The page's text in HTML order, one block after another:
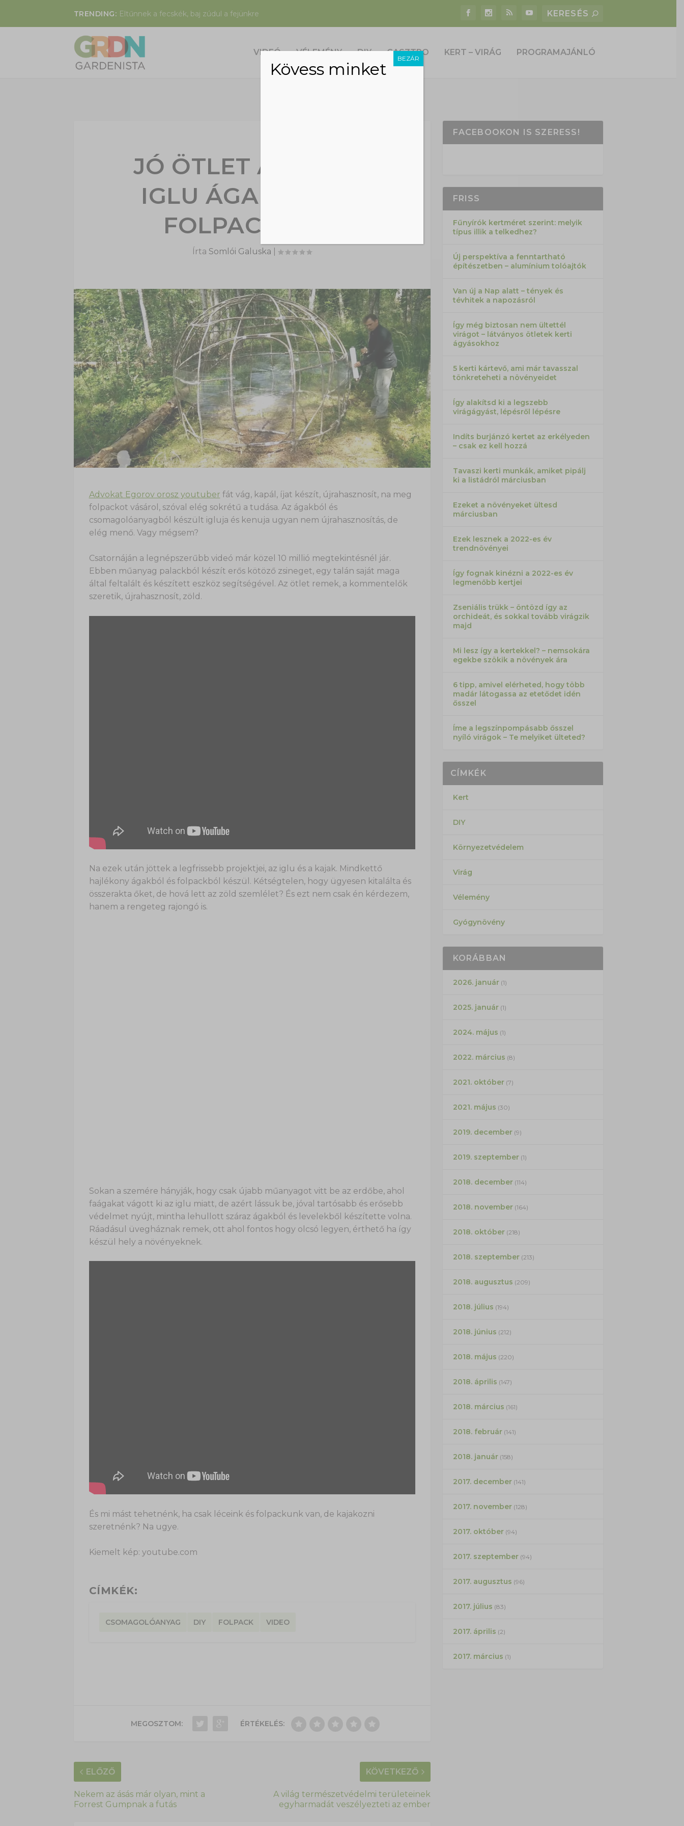
TRENDING: Eltűnnek a fecskék, baj zúdul a fejünkre
VIDEÓ VÉLEMÉNY DIY GASZTRO KERT – VIRÁG PROGRAMAJÁNLÓ
JÓ ÖTLET AZ ERDEI
IGLU ÁGAKBÓL ÉS
FOLPACKBÓL?
Írta Somlói Galuska
Advokat Egorov orosz youtuber fát vág, kapál, íjat készít, újrahasznosít, na meg
folpackot vásárol, szóval elég sokrétű a tudása. Az ágakból és
csomagolóanyagból készült igluja és kenuja ugyan nem újrahasznosítás, de
elég menő. Vagy mégsem?
Csatornáján a legnépszerűbb videó már közel 10 millió megtekintésnél jár.
Ebben műanyag palackból készít erős kötöző zsineget, egy talán saját maga
által feltalált és készített eszköz segítségével. Az ötlet remek, a kommentelők
szeretik, újrahasznosít, zöld.
Na ezek után jöttek a legfrissebb projektjei, az iglu és a kajak. Mindkettő
hajlékony ágakból és folpackból készül. Kétségtelen, hogy ügyesen kitalálta és
összerakta őket, de hová lett az zöld szemlélet? És ezt nem csak én kérdezem,
hanem a rengeteg rajongó is.
Sokan a szemére hányják, hogy csak újabb műanyagot vitt be az erdőbe, ahol
faágakat vágott ki az iglu miatt, de azért lássuk be, jóval tartósabb és erősebb
védelmet nyújt, mintha lehullott száraz ágakból és levelekből készítette volna.
Ráadásul üvegháznak remek, ott ahol fontos hogy olcsó legyen, érthető ha így
készül hely a növényeknek.
És mi mást tehetnénk, ha csak léceink és folpackunk van, de kajakozni
szeretnénk? Na ugye.
Kiemelt kép: youtube.com
CÍMKÉK:
CSOMAGOLÓANYAG DIY FOLPACK VIDEO
MEGOSZTOM: ÉRTÉKELÉS:
ELŐZŐ
Nekem az ásás már olyan, mint a
Forrest Gumpnak a futás
KÖVETKEZŐ
A világ természetvédelmi területeinek
egyharmadát veszélyezteti az ember
FACEBOOKON IS SZERESS!
FRISS
Fűnyírók kertméret szerint: melyik
típus illik a telkedhez?
Új perspektíva a fenntartható
építészetben – alumínium tolóajtók
Van új a Nap alatt – tények és
tévhitek a napozásról
Így még biztosan nem ültettél
virágot – látványos ötletek kerti
ágyásokhoz
5 kerti kártevő, ami már tavasszal
tönkreteheti a növényeidet
Így alakítsd ki a legszebb
virágágyást, lépésről lépésre
Indíts burjánzó kertet az erkélyeden
– csak ez kell hozzá
Tavaszi kerti munkák, amiket pipálj
ki a listádról márciusban
Ezeket a növényeket ültesd
márciusban
Ezek lesznek a 2022-es év
trendnövényei
Így fognak kinézni a 2022-es év
legmenőbb kertjei
Zseniális trükk – öntözd így az
orchideát, és sokkal tovább virágzik
majd
Mi lesz így a kertekkel? – nemsokára
egekbe szökik a növények ára
6 tipp, amivel elérheted, hogy több
madár látogassa az etetődet idén
ősszel
Íme a legszínpompásabb ősszel
nyíló virágok – Te melyiket ülteted?
CÍMKÉK
Kert
DIY
Környezetvédelem
Virág
Vélemény
Gyógynövény
KORÁBBAN
2026. január(1)
2025. január(1)
2024. május (1)
2022. március (8)
2021. október(7)
2021. május (30)
2019. december(9)
2019. szeptember(1)
2018. december(114)
2018. november(164)
2018. október(218)
2018. szeptember(213)
2018. augusztus (209)
2018. július (194)
2018. június (212)
2018. május (220)
2018. április (147)
2018. március (161)
2018. február(141)
2018. január(158)
2017. december(141)
2017. november(128)
2017. október(94)
2017. szeptember(94)
2017. augusztus (96)
2017. július (83)
2017. április (2)
2017. március (1)
Kövess minket
BEZÁR